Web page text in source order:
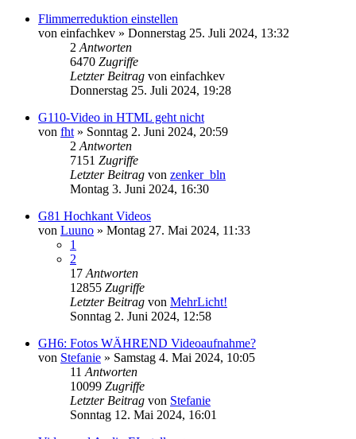
Flimmerreduktion einstellen
von einfachkev » Donnerstag 25. Juli 2024, 13:32
2 Antworten
6470 Zugriffe
Letzter Beitrag von einfachkev
Donnerstag 25. Juli 2024, 19:28
G110-Video in HTML geht nicht
von fht » Sonntag 2. Juni 2024, 20:59
2 Antworten
7151 Zugriffe
Letzter Beitrag von zenker_bln
Montag 3. Juni 2024, 16:30
G81 Hochkant Videos
von Luuno » Montag 27. Mai 2024, 11:33
1
2
17 Antworten
12855 Zugriffe
Letzter Beitrag von MehrLicht!
Sonntag 2. Juni 2024, 12:58
GH6: Fotos WÄHREND Videoaufnahme?
von Stefanie » Samstag 4. Mai 2024, 10:05
11 Antworten
10099 Zugriffe
Letzter Beitrag von Stefanie
Sonntag 12. Mai 2024, 16:01